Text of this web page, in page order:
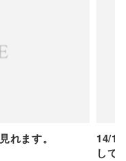
ます。
14/
して